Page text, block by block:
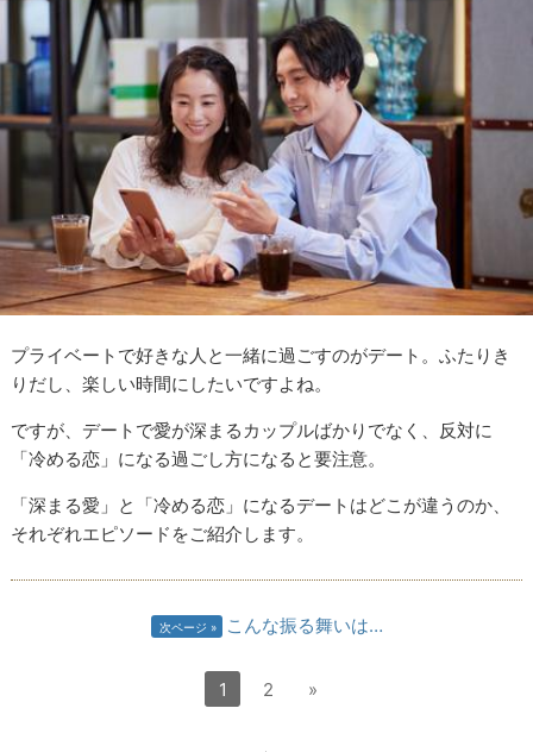
プライベートで好きな人と一緒に過ごすのがデート。ふたりき
りだし、楽しい時間にしたいですよね。
ですが、デートで愛が深まるカップルばかりでなく、反対に
「冷める恋」になる過ごし方になると要注意。
「深まる愛」と「冷める恋」になるデートはどこが違うのか、
それぞれエピソードをご紹介します。
次ページ こんな振る舞いは…
1 2 »